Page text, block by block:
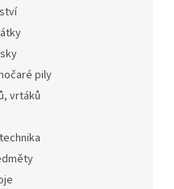
pily
vrtáků